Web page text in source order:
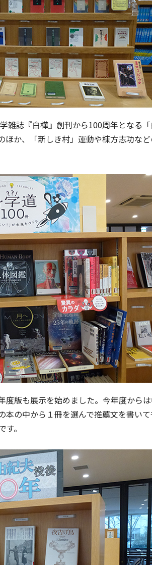
雑誌『白樺』創刊から100周年となる
か、「新しき村」運動や棟方志功な
版も展示を始めました。今年度から
の中から１冊を選んで推薦文を書いて
。